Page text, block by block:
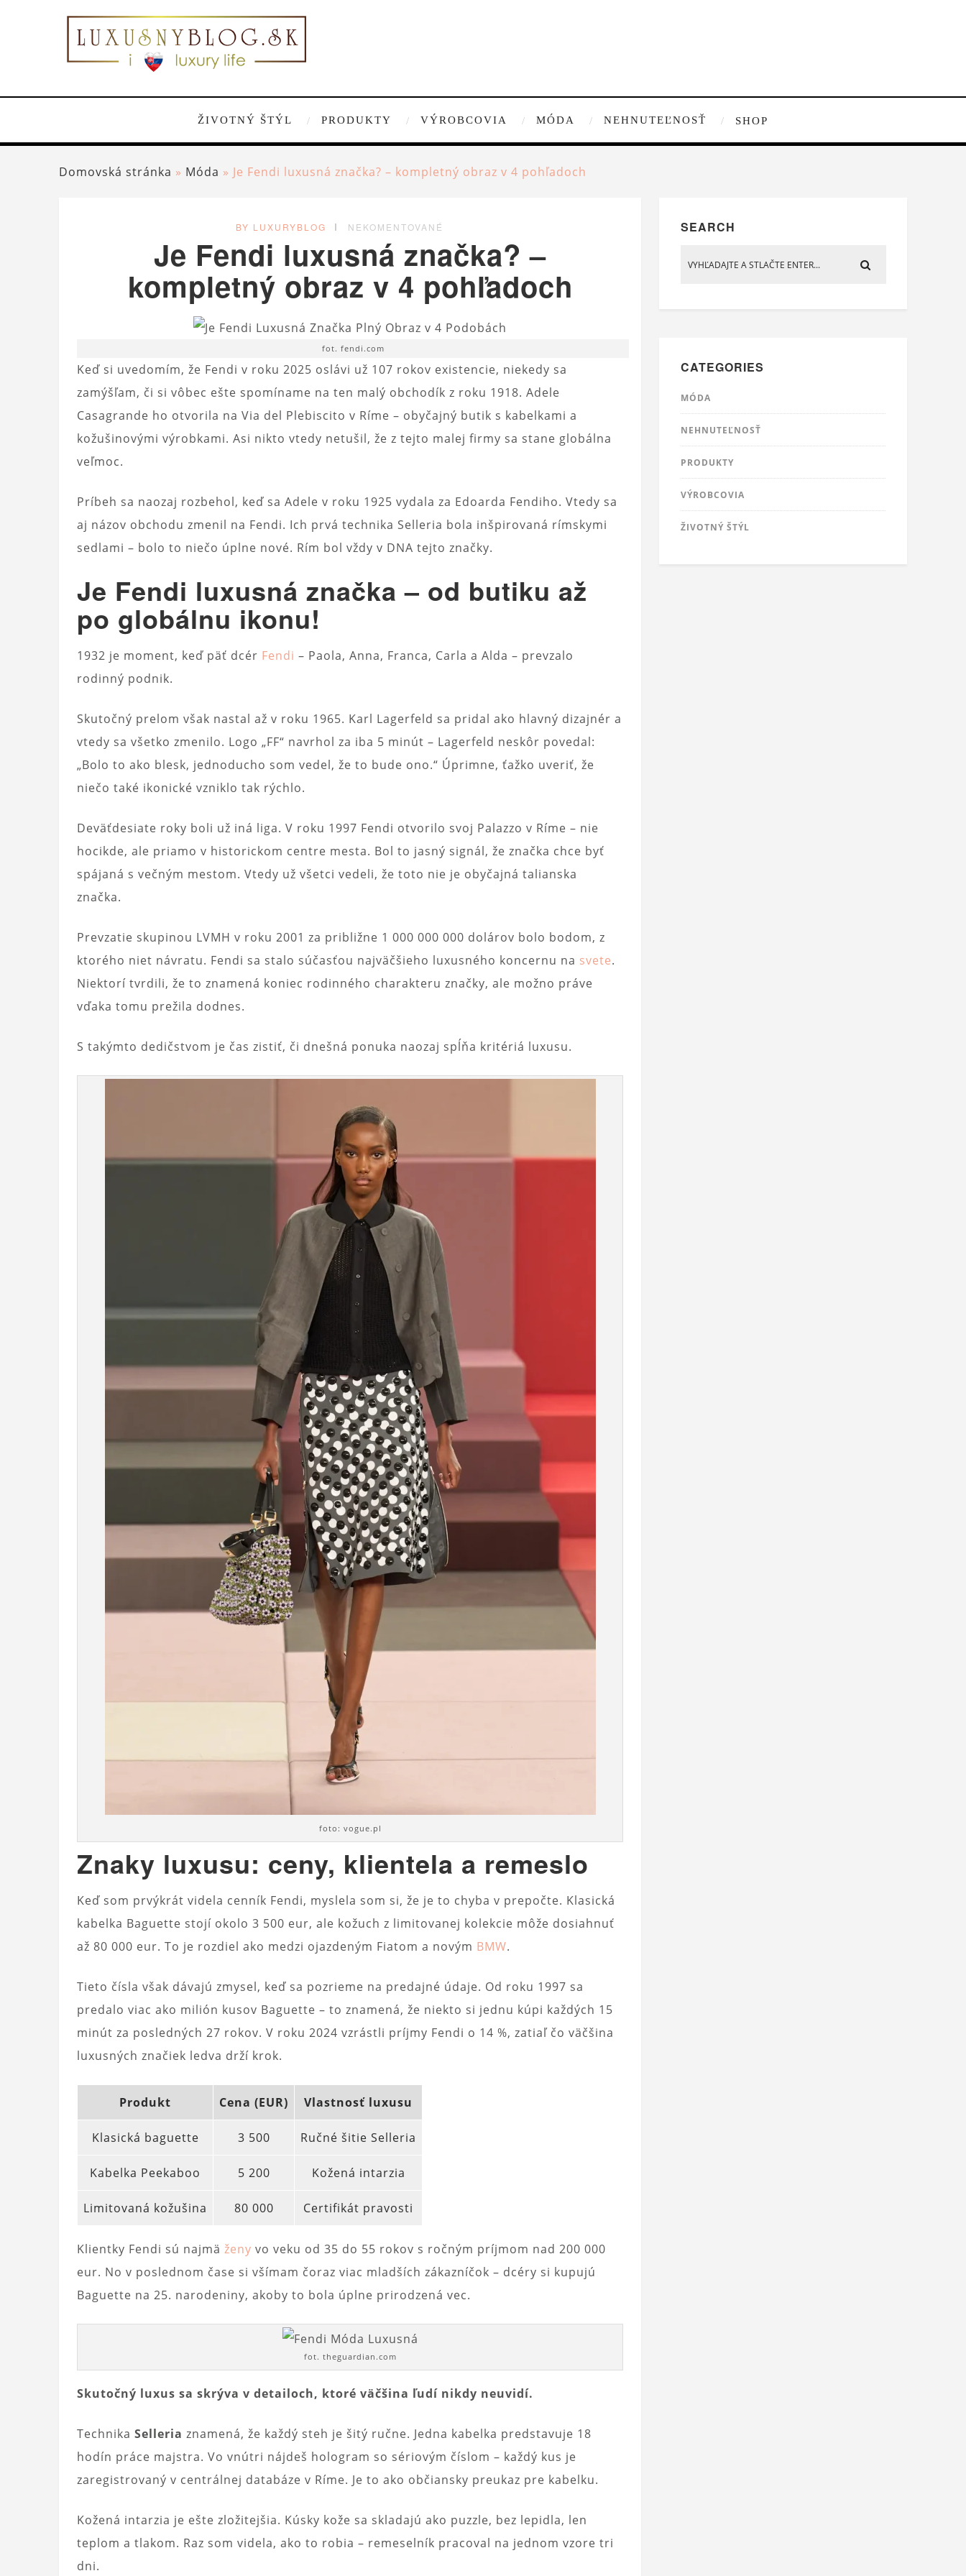
ŽIVOTNÝ ŠTÝL PRODUKTY VÝROBCOVIA MÓDA NEHNUTEĽNOSŤ SHOP
Domovská stránka » Móda » Je Fendi luxusná značka? – kompletný obraz v 4 pohľadoch
BY LUXURYBLOG NEKOMENTOVANÉ
Je Fendi luxusná značka? –
kompletný obraz v 4 pohľadoch
fot. fendi.com
Keď si uvedomím, že Fendi v roku 2025 oslávi už 107 rokov existencie, niekedy sa
zamýšľam, či si vôbec ešte spomíname na ten malý obchodík z roku 1918. Adele
Casagrande ho otvorila na Via del Plebiscito v Ríme – obyčajný butik s kabelkami a
kožušinovými výrobkami. Asi nikto vtedy netušil, že z tejto malej firmy sa stane globálna
veľmoc.
Príbeh sa naozaj rozbehol, keď sa Adele v roku 1925 vydala za Edoarda Fendiho. Vtedy sa
aj názov obchodu zmenil na Fendi. Ich prvá technika Selleria bola inšpirovaná rímskymi
sedlami – bolo to niečo úplne nové. Rím bol vždy v DNA tejto značky.
Je Fendi luxusná značka – od butiku až
po globálnu ikonu!
1932 je moment, keď päť dcér Fendi – Paola, Anna, Franca, Carla a Alda – prevzalo
rodinný podnik.
Skutočný prelom však nastal až v roku 1965. Karl Lagerfeld sa pridal ako hlavný dizajnér a
vtedy sa všetko zmenilo. Logo „FF“ navrhol za iba 5 minút – Lagerfeld neskôr povedal:
„Bolo to ako blesk, jednoducho som vedel, že to bude ono.“ Úprimne, ťažko uveriť, že
niečo také ikonické vzniklo tak rýchlo.
Deväťdesiate roky boli už iná liga. V roku 1997 Fendi otvorilo svoj Palazzo v Ríme – nie
hocikde, ale priamo v historickom centre mesta. Bol to jasný signál, že značka chce byť
spájaná s večným mestom. Vtedy už všetci vedeli, že toto nie je obyčajná talianska
značka.
Prevzatie skupinou LVMH v roku 2001 za približne 1 000 000 000 dolárov bolo bodom, z
ktorého niet návratu. Fendi sa stalo súčasťou najväčšieho luxusného koncernu na svete.
Niektorí tvrdili, že to znamená koniec rodinného charakteru značky, ale možno práve
vďaka tomu prežila dodnes.
S takýmto dedičstvom je čas zistiť, či dnešná ponuka naozaj spĺňa kritériá luxusu.
foto: vogue.pl
Znaky luxusu: ceny, klientela a remeslo
Keď som prvýkrát videla cenník Fendi, myslela som si, že je to chyba v prepočte. Klasická
kabelka Baguette stojí okolo 3 500 eur, ale kožuch z limitovanej kolekcie môže dosiahnuť
až 80 000 eur. To je rozdiel ako medzi ojazdeným Fiatom a novým BMW.
Tieto čísla však dávajú zmysel, keď sa pozrieme na predajné údaje. Od roku 1997 sa
predalo viac ako milión kusov Baguette – to znamená, že niekto si jednu kúpi každých 15
minút za posledných 27 rokov. V roku 2024 vzrástli príjmy Fendi o 14 %, zatiaľ čo väčšina
luxusných značiek ledva drží krok.
Produkt Cena (EUR) Vlastnosť luxusu
Klasická baguette 3 500 Ručné šitie Selleria
Kabelka Peekaboo 5 200 Kožená intarzia
Limitovaná kožušina 80 000 Certifikát pravosti
Klientky Fendi sú najmä ženy vo veku od 35 do 55 rokov s ročným príjmom nad 200 000
eur. No v poslednom čase si všímam čoraz viac mladších zákazníčok – dcéry si kupujú
Baguette na 25. narodeniny, akoby to bola úplne prirodzená vec.
fot. theguardian.com
Skutočný luxus sa skrýva v detailoch, ktoré väčšina ľudí nikdy neuvidí.
Technika Selleria znamená, že každý steh je šitý ručne. Jedna kabelka predstavuje 18
hodín práce majstra. Vo vnútri nájdeš hologram so sériovým číslom – každý kus je
zaregistrovaný v centrálnej databáze v Ríme. Je to ako občiansky preukaz pre kabelku.
Kožená intarzia je ešte zložitejšia. Kúsky kože sa skladajú ako puzzle, bez lepidla, len
teplom a tlakom. Raz som videla, ako to robia – remeselník pracoval na jednom vzore tri
dni.
SEARCH
CATEGORIES
MÓDA
NEHNUTEĽNOSŤ
PRODUKTY
VÝROBCOVIA
ŽIVOTNÝ ŠTÝL